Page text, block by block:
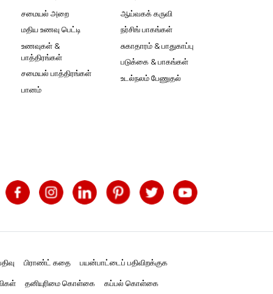
சமையல் அறை
மதிய உணவு பெட்டி
உணவுகள் &
பாத்திரங்கள்
சமையல் பாத்திரங்கள்
பானம்
ஆய்வகக் கருவி
நர்சிங் பாகங்கள்
சுகாதாரம் & பாதுகாப்பு
படுக்கை & பாகங்கள்
உடல்நலம் பேணுதல்
பிராண்ட் கதை பயன்பாட்டைப் பதிவிறக்குக
தனியுரிமை கொள்கை கப்பல் கொள்கை